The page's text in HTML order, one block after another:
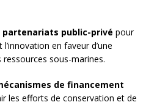
partenariats public-privé pour
en faveur d’une
sous-marines.
de financement
les efforts de conservation et de